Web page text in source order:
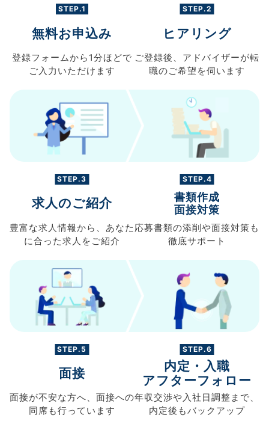
STEP.1
無料お申込み
登録フォームから 1分ほどで
ご入力 いただけます
STEP.2
ヒアリング
ご登録後、 アドバイザーが転
職のご希望を伺います
STEP.3
求人のご紹介
豊富な求人情報から、 あなた
に合った求人を ご紹介
STEP.4
書類作成
面接対策
応募書類の添削や面接対策も
徹底サポート
STEP.5
面接
面接が不安な方へ、 面接への
同席も行っています
STEP.6
内定・入職
アフターフォロー
年収交渉や入社日調整まで、
内定後もバックアップ